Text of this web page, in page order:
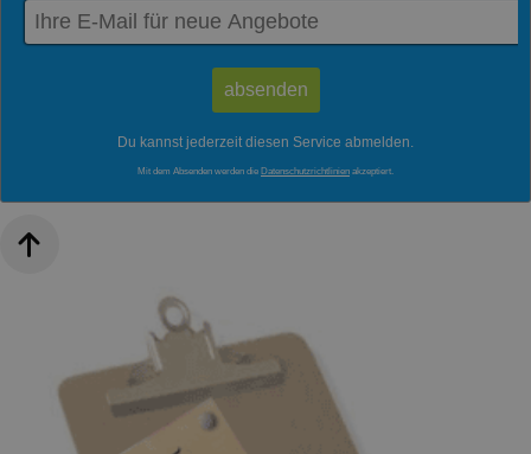
Du kannst jederzeit diesen Service abmelden.
Mit dem Absenden werden die Datenschutzrichtlinien akzeptiert.